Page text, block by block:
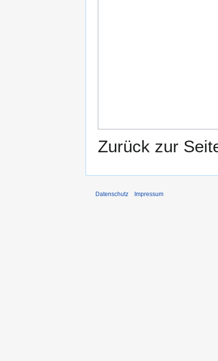
Zurück zur
Datenschutz Impressum